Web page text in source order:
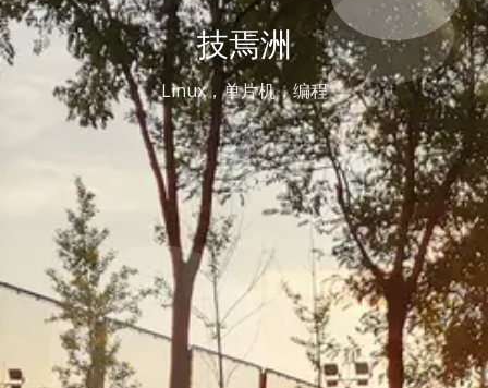
技焉洲
Linux，单片机，编程